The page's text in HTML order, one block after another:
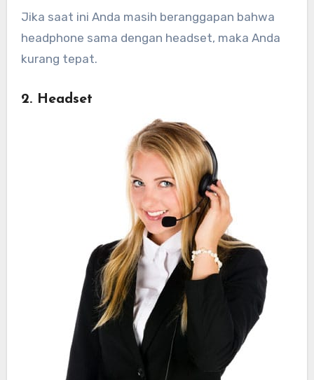
Jika saat ini Anda masih beranggapan bahwa
headphone sama dengan headset, maka Anda
kurang tepat.
2. Headset